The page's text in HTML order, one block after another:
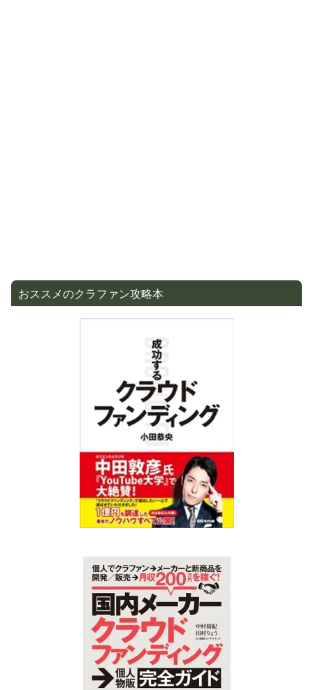
おススメのクラファン攻略本